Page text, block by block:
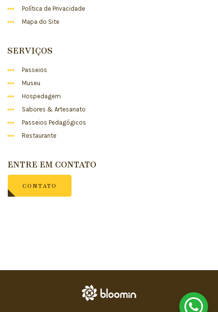
Política de Privacidade
Mapa do Site
SERVIÇOS
Passeios
Museu
Hospedagem
Sabores & Artesanato
Passeios Pedagógicos
Restaurante
ENTRE EM CONTATO
CONTATO